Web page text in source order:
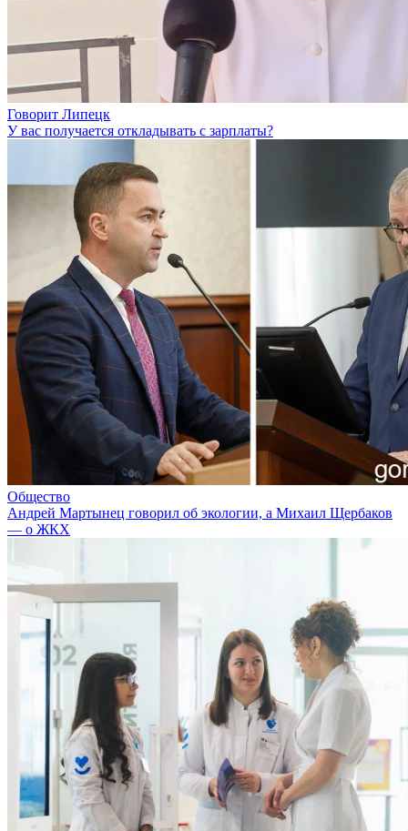
Говорит Липецк
У вас получается откладывать с зарплаты?
Общество
Андрей Мартынец говорил об экологии, а Михаил Щербаков
— о ЖКХ